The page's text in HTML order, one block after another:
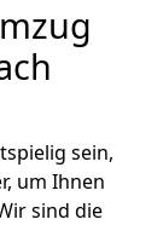
sein,
um Ihnen
sind die